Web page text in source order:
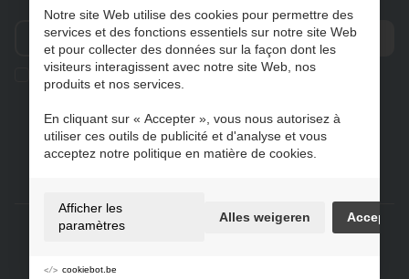
Ik geef de toestemming om mijn gegevens te bewaren en
verwerken zoals aangegeven in onze
NL
Gebruiksvoorwaarden & privacybeleid
Notre site Web utilise des cookies pour permettre des
services et des fonctions essentiels sur notre site Web
et pour collecter des données sur la façon dont les
visiteurs interagissent avec notre site Web, nos
produits et nos services.
En cliquant sur « Accepter », vous nous autorisez à
utiliser ces outils de publicité et d'analyse et vous
acceptez notre politique en matière de cookies.
Afficher les
paramètres
Alles weigeren Accepter
cookiebot.be